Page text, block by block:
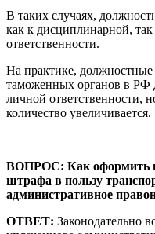
В таких случаях,
как к дисциплинарной,
ответственности.
На практике,
таможенных органов в РФ
личной ответственности,
количество увеличивается.
ВОПРОС: Как оформить
штрафа в пользу
административное
ОТВЕТ: Законодательно